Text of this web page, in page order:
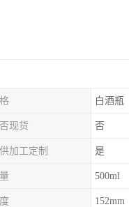
白酒瓶
现货 否
加工定制 是
500ml
152mm